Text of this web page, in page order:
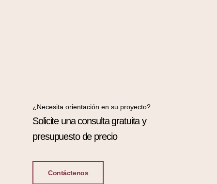
¿Necesita orientación en su proyecto?
Solicite una consulta gratuita y
presupuesto de precio
Contáctenos